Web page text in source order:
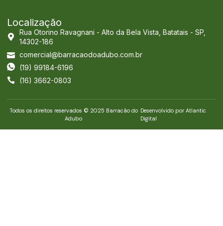
Localização
Rua Otorino Ravagnani - Alto da Bela Vista, Batatais - SP,
14302-186
comercial@barracaodoadubo.com.br
(19) 99184-6196
(16) 3662-0803
Todos os direitos reservados © 2025 Barracão do
Adubo
Desenvolvido por Atlantic
Digital